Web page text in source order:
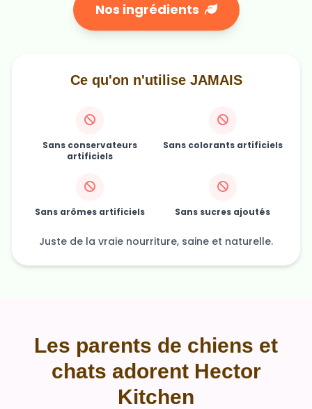
Nos ingrédients
Ce qu'on n'utilise JAMAIS
Sans conservateurs
artificiels
Sans colorants artificiels
Sans arômes artificiels Sans sucres ajoutés
Juste de la vraie nourriture, saine et naturelle.
Les parents de chiens et
chats adorent Hector
Kitchen